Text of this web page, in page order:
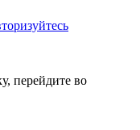
перейдите во